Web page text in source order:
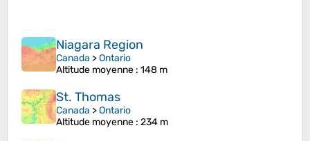
Niagara Region
Canada >Ontario
Altitude moyenne : 148 m
St. Thomas
Canada >Ontario
Altitude moyenne : 234 m